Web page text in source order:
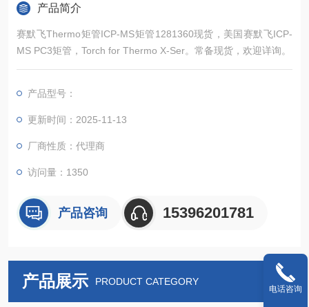
产品简介
赛默飞Thermo矩管ICP-MS矩管1281360现货，美国赛默飞ICP-
MS PC3矩管，Torch for Thermo X-Ser。常备现货，欢迎详询。
产品型号：
更新时间：2025-11-13
厂商性质：代理商
访问量：1350
产品咨询 15396201781
产品展示 PRODUCT CATEGORY
电话咨询